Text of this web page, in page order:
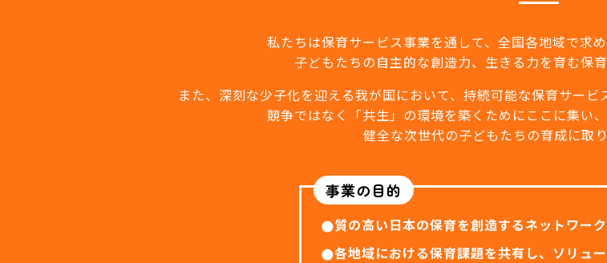
私たちは保育サービス事業を通して、全国各地域で求
子どもたちの自主的な創造力、生きる力を育む保
また、深刻な少子化を迎える我が国において、持続可能な保育サービ
競争ではなく「共生」の環境を築くためにここに集い
健全な次世代の子どもたちの育成に取り
事業の目的
質の高い日本の保育を創造するネットワー
各地域における保育課題を共有し、ソリュ